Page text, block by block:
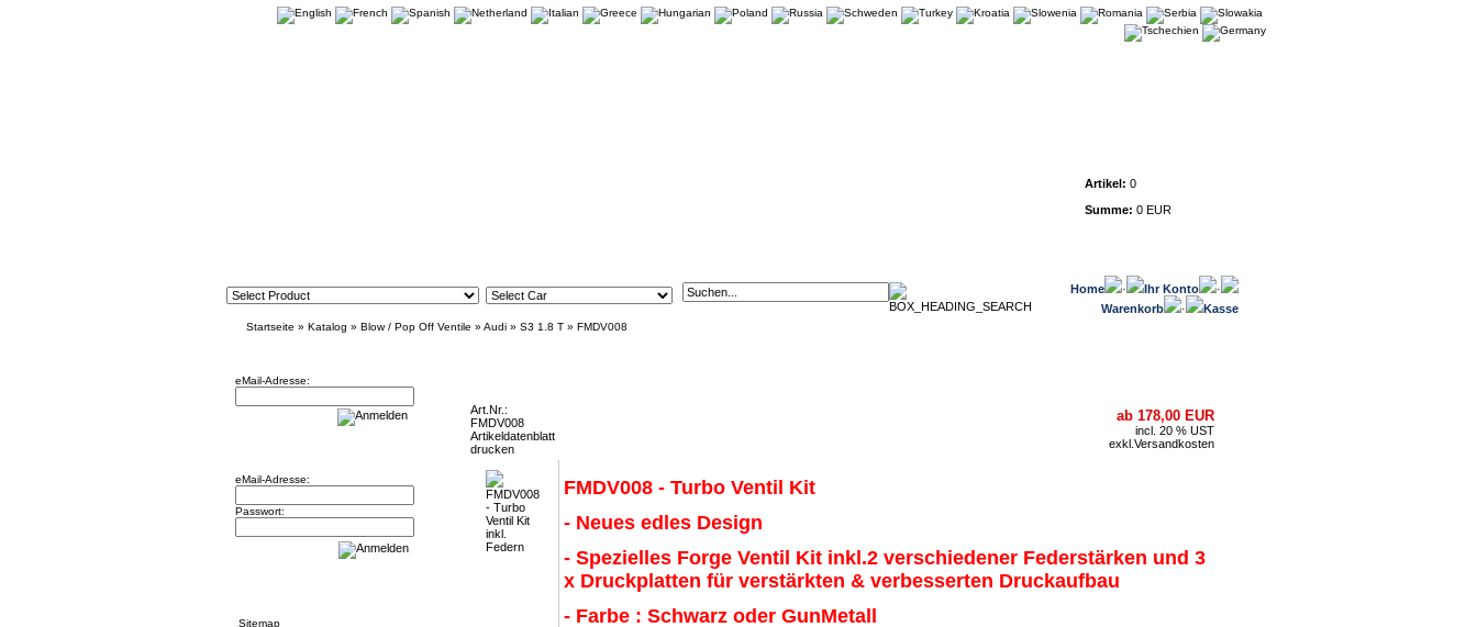
Artikel: 0
Summe: 0 EUR
Home · Ihr Konto
·
Warenkorb
· Kasse
Startseite » Katalog » Blow / Pop Off Ventile » Audi » S3 1.8 T » FMDV008
eMail-Adresse:
eMail-Adresse:
Passwort:
Sitemap
Art.Nr.:
FMDV008
Artikeldatenblatt
drucken
ab 178,00 EUR
incl. 20 % UST
exkl. Versandkosten
FMDV008 - Turbo Ventil Kit
- Neues edles Design
- Spezielles Forge Ventil Kit inkl.2 verschiedener Federstärken und 3
x Druckplatten für verstärkten & verbesserten Druckaufbau
- Farbe : Schwarz oder GunMetall